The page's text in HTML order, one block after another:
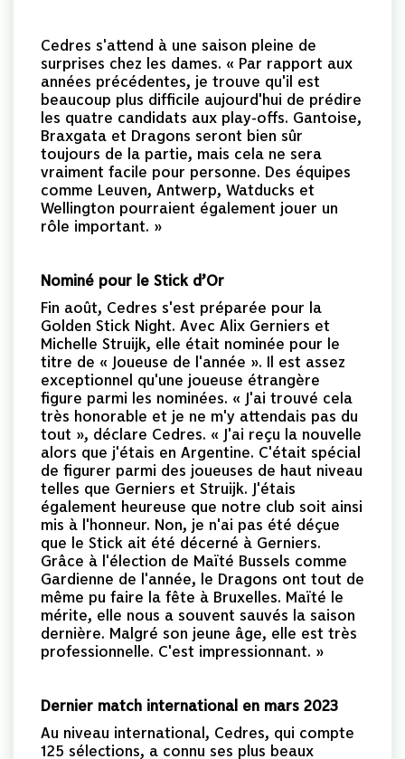
Cedres s'attend à une saison pleine de
surprises chez les dames. « Par rapport aux
années précédentes, je trouve qu'il est
beaucoup plus difficile aujourd'hui de prédire
les quatre candidats aux play-offs. Gantoise,
Braxgata et Dragons seront bien sûr
toujours de la partie, mais cela ne sera
vraiment facile pour personne. Des équipes
comme Leuven, Antwerp, Watducks et
Wellington pourraient également jouer un
rôle important. »
Nominé pour le Stick d’Or
Fin août, Cedres s'est préparée pour la
Golden Stick Night. Avec Alix Gerniers et
Michelle Struijk, elle était nominée pour le
titre de « Joueuse de l'année ». Il est assez
exceptionnel qu'une joueuse étrangère
figure parmi les nominées. « J'ai trouvé cela
très honorable et je ne m'y attendais pas du
tout », déclare Cedres. « J'ai reçu la nouvelle
alors que j'étais en Argentine. C'était spécial
de figurer parmi des joueuses de haut niveau
telles que Gerniers et Struijk. J'étais
également heureuse que notre club soit ainsi
mis à l'honneur. Non, je n'ai pas été déçue
que le Stick ait été décerné à Gerniers.
Grâce à l'élection de Maïté Bussels comme
Gardienne de l'année, le Dragons ont tout de
même pu faire la fête à Bruxelles. Maïté le
mérite, elle nous a souvent sauvés la saison
dernière. Malgré son jeune âge, elle est très
professionnelle. C'est impressionnant. »
Dernier match international en mars 2023
Au niveau international, Cedres, qui compte
125 sélections, a connu ses plus beaux